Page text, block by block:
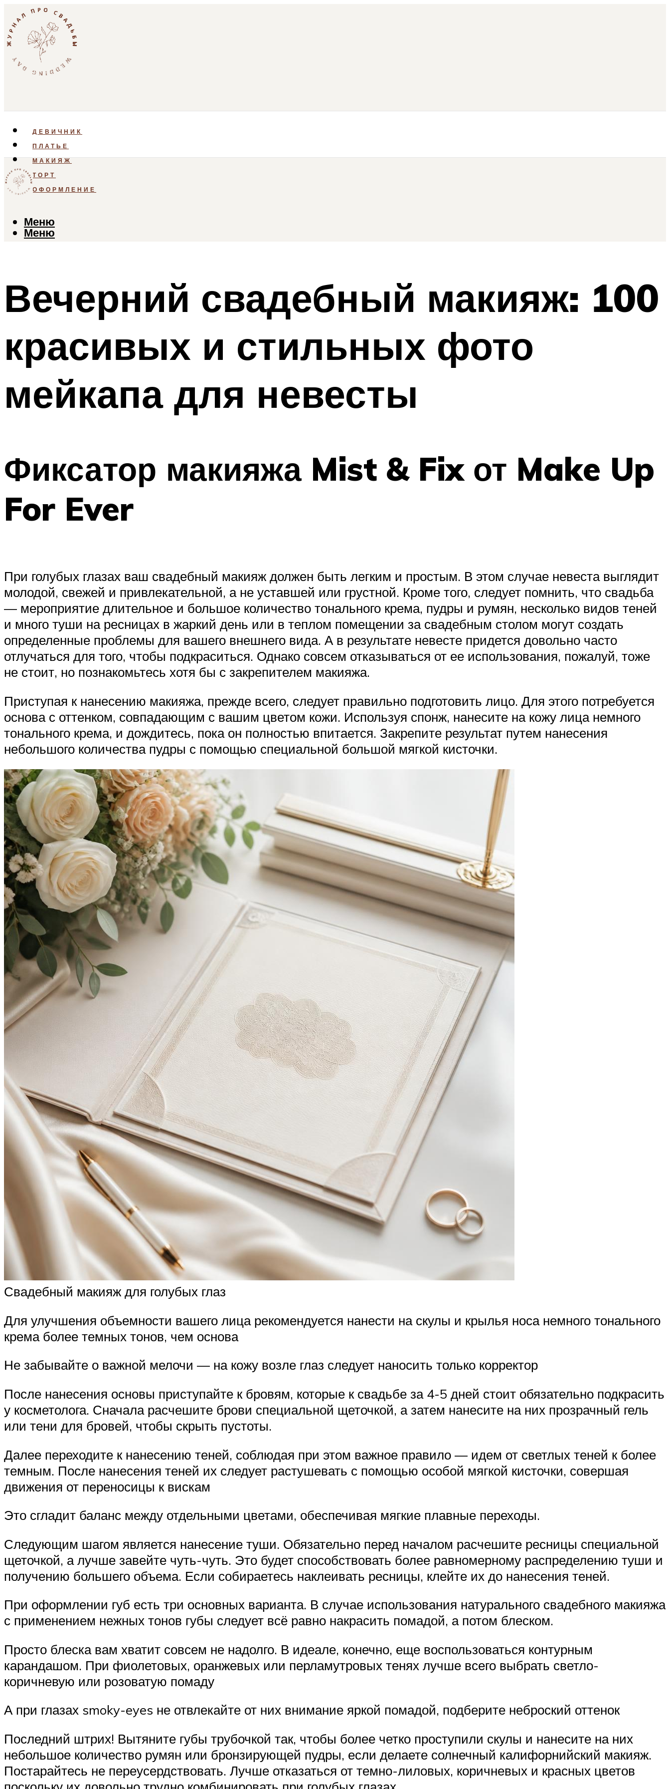
ДЕВИЧНИК
ПЛАТЬЕ
МАКИЯЖ
ТОРТ
ОФОРМЛЕНИЕ
Меню
Меню
Вечерний свадебный макияж: 100
красивых и стильных фото
мейкапа для невесты
Фиксатор макияжа Mist & Fix от Make Up
For Ever
При голубых глазах ваш свадебный макияж должен быть легким и простым. В этом случае невеста выглядит
молодой, свежей и привлекательной, а не уставшей или грустной. Кроме того, следует помнить, что свадьба
— мероприятие длительное и большое количество тонального крема, пудры и румян, несколько видов теней
и много туши на ресницах в жаркий день или в теплом помещении за свадебным столом могут создать
определенные проблемы для вашего внешнего вида. А в результате невесте придется довольно часто
отлучаться для того, чтобы подкраситься. Однако совсем отказываться от ее использования, пожалуй, тоже
не стоит, но познакомьтесь хотя бы с закрепителем макияжа.
Приступая к нанесению макияжа, прежде всего, следует правильно подготовить лицо. Для этого потребуется
основа с оттенком, совпадающим с вашим цветом кожи. Используя спонж, нанесите на кожу лица немного
тонального крема, и дождитесь, пока он полностью впитается. Закрепите результат путем нанесения
небольшого количества пудры с помощью специальной большой мягкой кисточки.
Свадебный макияж для голубых глаз
Для улучшения объемности вашего лица рекомендуется нанести на скулы и крылья носа немного тонального
крема более темных тонов, чем основа
Не забывайте о важной мелочи — на кожу возле глаз следует наносить только корректор
После нанесения основы приступайте к бровям, которые к свадьбе за 4-5 дней стоит обязательно подкрасить
у косметолога. Сначала расчешите брови специальной щеточкой, а затем нанесите на них прозрачный гель
или тени для бровей, чтобы скрыть пустоты.
Далее переходите к нанесению теней, соблюдая при этом важное правило — идем от светлых теней к более
темным. После нанесения теней их следует растушевать с помощью особой мягкой кисточки, совершая
движения от переносицы к вискам
Это сгладит баланс между отдельными цветами, обеспечивая мягкие плавные переходы.
Следующим шагом является нанесение туши. Обязательно перед началом расчешите ресницы специальной
щеточкой, а лучше завейте чуть-чуть. Это будет способствовать более равномерному распределению туши и
получению большего объема. Если собираетесь наклеивать ресницы, клейте их до нанесения теней.
При оформлении губ есть три основных варианта. В случае использования натурального свадебного макияжа
с применением нежных тонов губы следует всё равно накрасить помадой, а потом блеском.
Просто блеска вам хватит совсем не надолго. В идеале, конечно, еще воспользоваться контурным
карандашом. При фиолетовых, оранжевых или перламутровых тенях лучше всего выбрать светло-
коричневую или розоватую помаду
А при глазах smoky-eyes не отвлекайте от них внимание яркой помадой, подберите неброский оттенок
Последний штрих! Вытяните губы трубочкой так, чтобы более четко проступили скулы и нанесите на них
небольшое количество румян или бронзирующей пудры, если делаете солнечный калифорнийский макияж.
Постарайтесь не переусердствовать. Лучше отказаться от темно-лиловых, коричневых и красных цветов